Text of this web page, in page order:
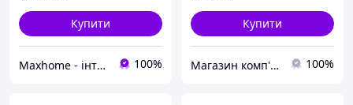
Купити
Maxhome - інтернет магазин 100%
Купити
Магазин комп'ютерної техніки 100%